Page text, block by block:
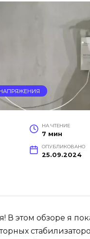
НА ЧТЕНИЕ
7 мин
ОПУБЛИКОВАНО
25.09.2024
В этом обзоре я